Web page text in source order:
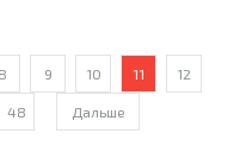
8 9 10 11 12
48 Дальше